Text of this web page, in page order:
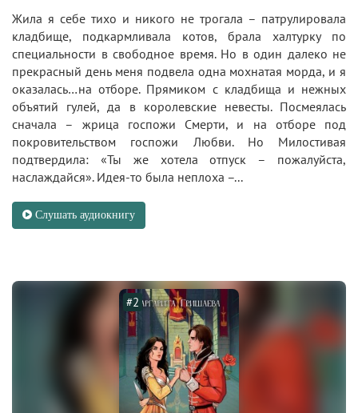
Жила я себе тихо и никого не трогала – патрулировала
кладбище, подкармливала котов, брала халтурку по
специальности в свободное время. Но в один далеко не
прекрасный день меня подвела одна мохнатая морда, и я
оказалась…на отборе. Прямиком с кладбища и нежных
объятий гулей, да в королевские невесты. Посмеялась
сначала – жрица госпожи Смерти, и на отборе под
покровительством госпожи Любви. Но Милостивая
подтвердила: «Ты же хотела отпуск – пожалуйста,
наслаждайся». Идея-то была неплоха –...
Слушать аудиокнигу
#2